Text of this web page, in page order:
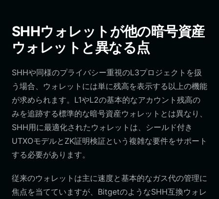
SHHウォレットが他の暗号資産
ウォレットと異なる点
SHHや同様のプライバシー重視のL3プロジェクトを扱
う場合、ウォレットには単に残高を表示する以上の機能
が求められます。L1やL2の基本的なアカウント残高の
みを追跡する標準的な暗号資産ウォレットとは異なり、
SHH用に最適化されたウォレットは、シールド付き
UTXOモデルとZK証明検証という複雑な要件をサポート
する必要があります。
従来のウォレットは主に速度と基本的なガス代の管理に
焦点を当てていますが、BitgetのようなSHH互換ウォレ